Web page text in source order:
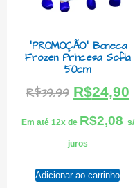
“PROMOÇÃO” Boneca
Frozen Princesa Sofia
50cm
R$39,99 R$24,90
Em até 12x de R$2,08 s/
juros
Adicionar ao carrinho